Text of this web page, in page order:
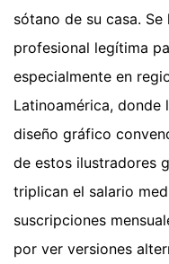
sótano de su casa.
profesional legítima
especialmente en
Latinoamérica, donde
diseño gráfico
de estos ilustradores
triplican el salario
suscripciones
por ver versiones